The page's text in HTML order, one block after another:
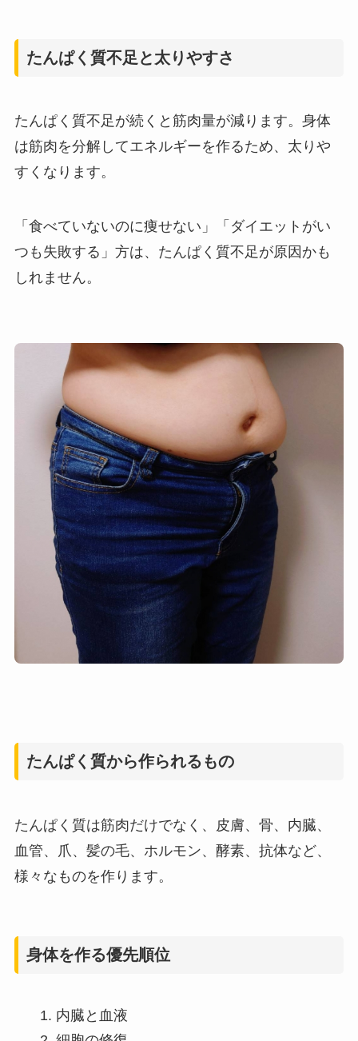
たんぱく質不足と太りやすさ
たんぱく質不足が続くと筋肉量が減ります。身体
は筋肉を分解してエネルギーを作るため、太りや
すくなります。
「食べていないのに痩せない」「ダイエットがい
つも失敗する」方は、たんぱく質不足が原因かも
しれません。
たんぱく質から作られるもの
たんぱく質は筋肉だけでなく、皮膚、骨、内臓、
血管、爪、髪の毛、ホルモン、酵素、抗体など、
様々なものを作ります。
身体を作る優先順位
内臓と血液